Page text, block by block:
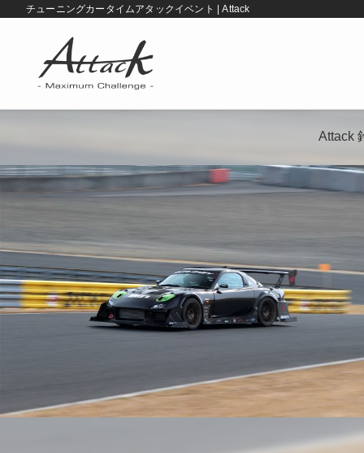
チューニングカータイムアタックイベント | Attack
Attack